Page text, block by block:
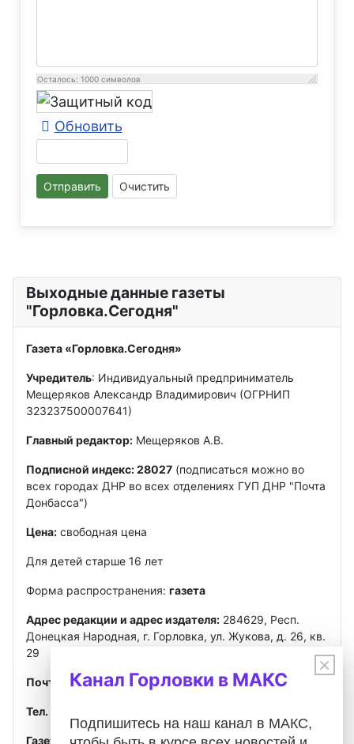
Осталось: 1000 символов
Обновить
Отправить Очистить
Выходные данные газеты
"Горловка.Сегодня"
Газета «Горловка.Сегодня»
Учредитель: Индивидуальный предприниматель
Мещеряков Александр Владимирович (ОГРНИП
323237500007641)
Главный редактор: Мещеряков А.В.
Подписной индекс: 28027 (подписаться можно во
всех городах ДНР во всех отделениях ГУП ДНР "Почта
Донбасса")
Цена: свободная цена
Для детей старше 16 лет
Форма распространения: газета
Адрес редакции и адрес издателя: 284629, Респ.
Донецкая Народная, г. Горловка, ул. Жукова, д. 26, кв.
29
Почта gorlovkasegodnya@ya.ru
Тел. ред.:
Газета зарегистрированаФедеральной службой по
×
Канал Горловки в МАКС
Подпишитесь на наш канал в МАКС,